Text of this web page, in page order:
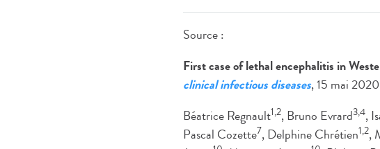
Source :
First case of lethal encephalitis in
clinical infectious diseases, 15 mai 2020
Béatrice Regnault1,2, Bruno Evrard3,4,
Pascal Cozette7, Delphine Chrétien1,2,